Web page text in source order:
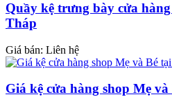
Quầy kệ trưng bày cửa
Tháp
Giá bán: Liên hệ
Giá kệ cửa hàng shop Mẹ